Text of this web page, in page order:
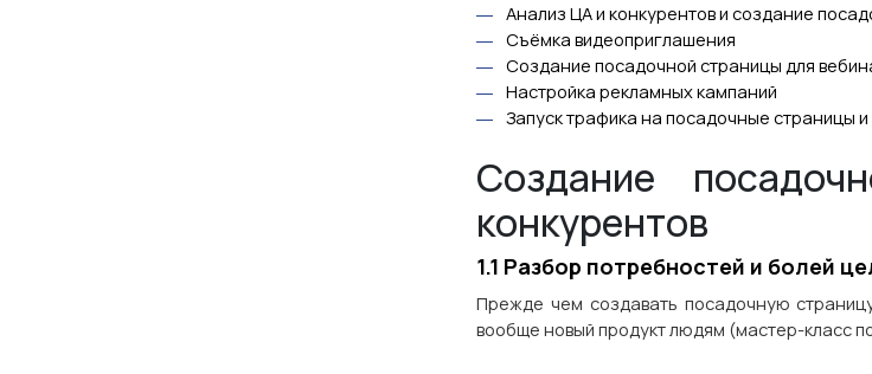
Анализ ЦА и конкурентов и создание
Съёмка видеоприглашения
Создание посадочной страницы для
Настройка рекламных кампаний
Запуск трафика на посадочные страницы
Cоздание
конкурентов
1.1 Разбор потребностей и болей
Прежде чем создавать посадочную
вообще новый продукт людям (мастер-класс